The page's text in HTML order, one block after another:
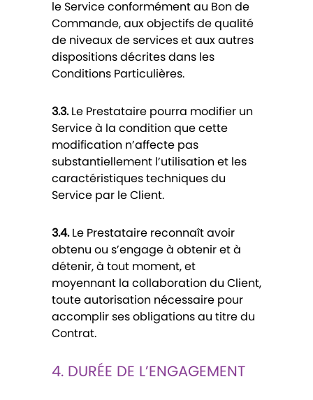
le Service conformément au Bon de
Commande, aux objectifs de qualité
de niveaux de services et aux autres
dispositions décrites dans les
Conditions Particulières.
3.3.Le Prestataire pourra modifier un
Service à la condition que cette
modification n’affecte pas
substantiellement l’utilisation et les
caractéristiques techniques du
Service par le Client.
3.4.Le Prestataire reconnaît avoir
obtenu ou s’engage à obtenir et à
détenir, à tout moment, et
moyennant la collaboration du Client,
toute autorisation nécessaire pour
accomplir ses obligations au titre du
Contrat.
4. DURÉE DE L’ENGAGEMENT